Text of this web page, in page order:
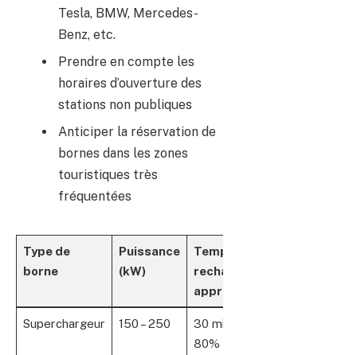
Tesla, BMW, Mercedes-
Benz, etc.
Prendre en compte les
horaires d’ouverture des
stations non publiques
Anticiper la réservation de
bornes dans les zones
touristiques très
fréquentées
Type de
borne
Puissance
(kW)
Temps de
recharge
approximatif
Superchargeur 150 – 250
30 min pour
80% de